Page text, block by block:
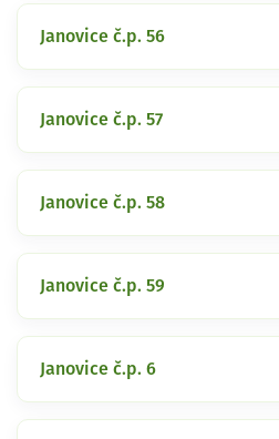
Janovice č.p. 56
Janovice č.p. 57
Janovice č.p. 58
Janovice č.p. 59
Janovice č.p. 6